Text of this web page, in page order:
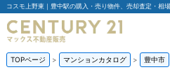
TOPページ マンションカタログ 豊中市